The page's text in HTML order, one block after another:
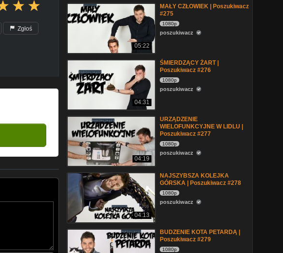
Zgłoś
05:22
MAŁY CZŁOWIEK | Poszukiwacz
#275
1080p
poszukiwacz
04:31
ŚMIERDZĄCY ŻART |
Poszukiwacz #276
1080p
poszukiwacz
04:19
URZĄDZENIE
WIELOFUNKCYJNE W LIDLU |
Poszukiwacz #277
1080p
poszukiwacz
04:13
NAJSZYBSZA KOLEJKA
GÓRSKA | Poszukiwacz #278
1080p
poszukiwacz
BUDZENIE KOTA PETARDĄ |
Poszukiwacz #279
1080p